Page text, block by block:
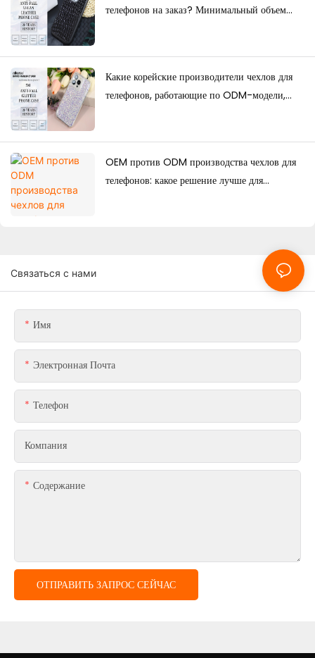
телефонов на заказ? Минимальный объем
Какие корейские производители чехлов для
телефонов, работающие по ODM-модели,
OEM против ODM производства чехлов для
телефонов: какое решение лучше для
Связаться с нами
Имя
Электронная Почта
Телефон
Компания
Содержание
ОТПРАВИТЬ ЗАПРОС СЕЙЧАС